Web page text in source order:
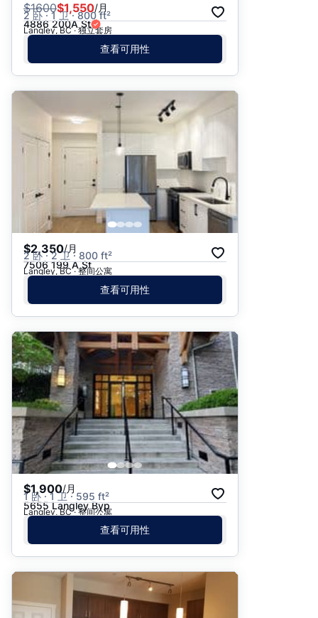
$1600$1,550/月
2 卧 · 1 卫 · 800 ft²
4886 200A St
Langley, BC · 独立套房
查看可用性
$2,350/月
2 卧 · 2 卫 · 800 ft²
7506 199 A St
Langley, BC · 整间公寓
查看可用性
$1,900/月
1 卧 · 1 卫 · 595 ft²
5655 Langley Byp
Langley, BC · 整间公寓
查看可用性